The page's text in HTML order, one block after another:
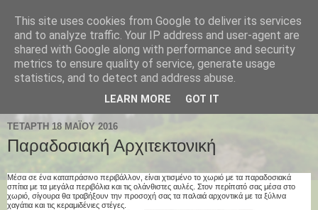
Παλαιοχώρι Χαλκιδικής
Palaiochori Chalkidiki - Paleochori (Chalkidiki) - Paleochóri
- Halkidiki Δήμος Αριστοτέλη, Κεντρική Μακεδονία, Ελλάδα
ΤΕΤΆΡΤΗ 18 ΜΑΪ́ΟΥ 2016
Παραδοσιακή Αρχιτεκτονική
Μέσα σε ένα καταπράσινο περιβάλλον, είναι χτισμένο το χωριό με τα παραδοσιακά
σπίτια με τα μεγάλα περιβόλια και τις ολάνθιστες αυλές. Στον περίπατό σας μέσα στο
χωριό, σίγουρα θα τραβήξουν την προσοχή σας τα παλαιά αρχοντικά με τα ξύλινα
χαγάτια και τις κεραμιδένιες στέγες.
This site uses cookies from Google to deliver its services
and to analyze traffic. Your IP address and user-agent are
shared with Google along with performance and security
metrics to ensure quality of service, generate usage
statistics, and to detect and address abuse.
LEARN MORE GOT IT